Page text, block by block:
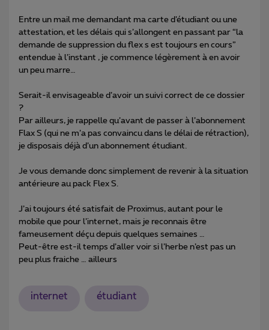
Entre un mail me demandant ma carte d’étudiant ou une
attestation, et les délais qui s’allongent en passant par “la
demande de suppression du flex s est toujours en cours”
entendue à l’instant , je commence légèrement à en avoir
un peu marre…
Serait-il envisageable d’avoir un suivi correct de ce dossier
?
Par ailleurs, je rappelle qu’avant de passer à l’abonnement
Flax S (qui ne m’a pas convaincu dans le délai de rétraction),
je disposais déjà d’un abonnement étudiant.
Je vous demande donc simplement de revenir à la situation
antérieure au pack Flex S.
J’ai toujours été satisfait de Proximus, autant pour le
mobile que pour l’internet, mais je reconnais être
fameusement déçu depuis quelques semaines …
Peut-être est-il temps d’aller voir si l’herbe n’est pas un
peu plus fraiche … ailleurs
internet étudiant